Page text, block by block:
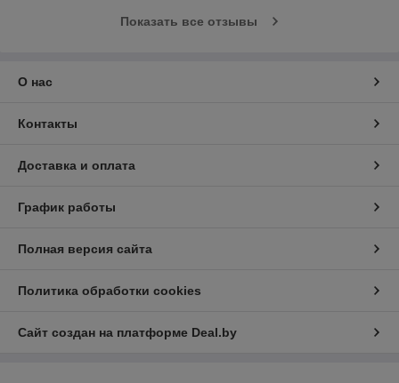
Показать все отзывы
О нас
Контакты
Доставка и оплата
График работы
Полная версия сайта
Политика обработки cookies
Сайт создан на платформе Deal.by